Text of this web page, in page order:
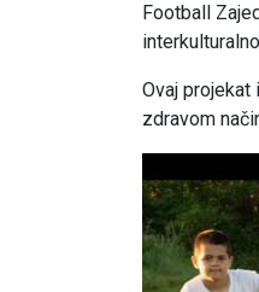
Football
Ovaj
zdravom